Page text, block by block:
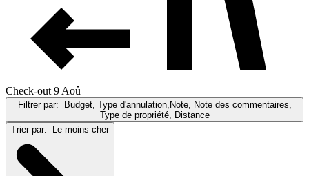
Check-out 9 Aoû
Filtrer par:
Budget, Type d'annulation,Note, Note des commentaires,
Type de propriété, Distance
Trier par:
Le moins cher